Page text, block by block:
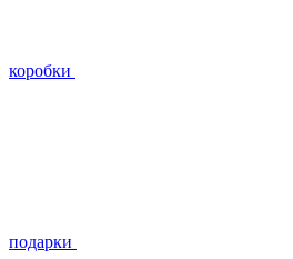
коробки
подарки